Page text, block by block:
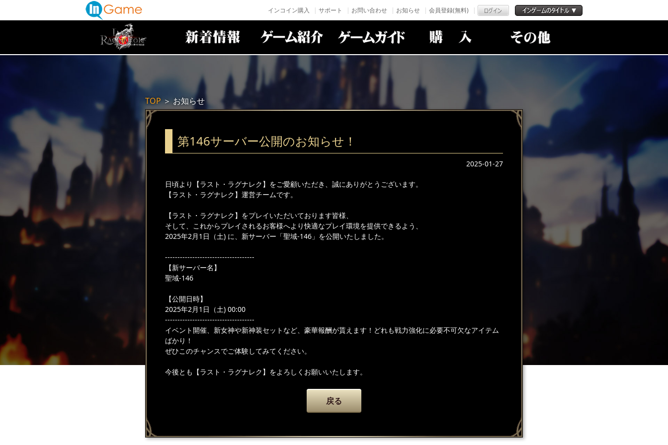
インコイン購入 サポート お問い合わせ お知らせ 会員登録(無料)
TOP＞お知らせ
第146サーバー公開のお知らせ！
2025-01-27
日頃より【ラスト・ラグナレク】をご愛顧いただき、誠にありがとうございます。
【ラスト・ラグナレク】運営チームです。
【ラスト・ラグナレク】をプレイいただいております皆様、
そして、これからプレイされるお客様へより快適なプレイ環境を提供できるよう、
2025年2月1日（土) に、新サーバー「聖域-146」を公開いたしました。
------------------------------------
【新サーバー名】
聖域-146
【公開日時】
2025年2月1日（土) 00:00
------------------------------------
イベント開催、新女神や新神装セットなど、豪華報酬が貰えます！どれも戦力強化に必要不可欠なアイテム
ばかり！
ぜひこのチャンスでご体験してみてください。
今後とも【ラスト・ラグナレク】をよろしくお願いいたします。
戻る